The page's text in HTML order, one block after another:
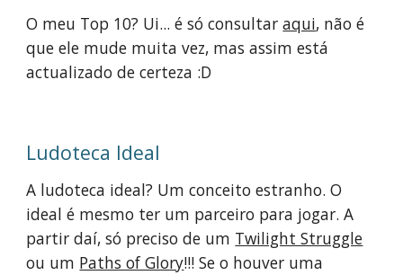
O meu Top 10? Ui... é só consultar aqui, não é
que ele mude muita vez, mas assim está
actualizado de certeza :D
Ludoteca Ideal
A ludoteca ideal? Um conceito estranho. O
ideal é mesmo ter um parceiro para jogar. A
partir daí, só preciso de um Twilight Struggle
ou um Paths of Glory!!! Se o houver uma